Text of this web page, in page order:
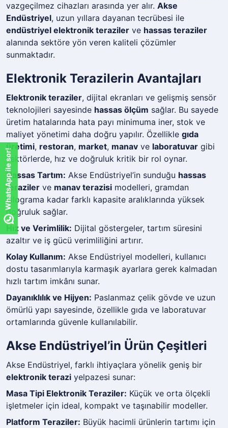
vazgeçilmez cihazları arasında yer alır. Akse
Endüstriyel, uzun yıllara dayanan tecrübesi ile
endüstriyel elektronik teraziler ve hassas teraziler
alanında sektöre yön veren kaliteli çözümler
sunmaktadır.
Elektronik Terazilerin Avantajları
Elektronik teraziler, dijital ekranları ve gelişmiş sensör
teknolojileri sayesinde hassas ölçüm sağlar. Bu sayede
üretim hatalarında hata payı minimuma iner, stok ve
maliyet yönetimi daha doğru yapılır. Özellikle gıda
üretimi, restoran, market, manav ve laboratuvar gibi
sektörlerde, hız ve doğruluk kritik bir rol oynar.
Hassas Tartım: Akse Endüstriyel’in sunduğu hassas
teraziler ve manav terazisi modelleri, gramdan
kilograma kadar farklı kapasite aralıklarında yüksek
doğruluk sağlar.
Hız ve Verimlilik: Dijital göstergeler, tartım süresini
azaltır ve iş gücü verimliliğini artırır.
Kolay Kullanım: Akse Endüstriyel modelleri, kullanıcı
dostu tasarımlarıyla karmaşık ayarlara gerek kalmadan
hızlı tartım imkânı sunar.
Dayanıklılık ve Hijyen: Paslanmaz çelik gövde ve uzun
ömürlü yapı sayesinde, özellikle gıda ve laboratuvar
ortamlarında güvenle kullanılabilir.
Akse Endüstriyel’in Ürün Çeşitleri
Akse Endüstriyel, farklı ihtiyaçlara yönelik geniş bir
elektronik terazi yelpazesi sunar:
Masa Tipi Elektronik Teraziler: Küçük ve orta ölçekli
işletmeler için ideal, kompakt ve taşınabilir modeller.
Platform Teraziler: Büyük hacimli ürünlerin tartımı için
WhatsApp ile sor!